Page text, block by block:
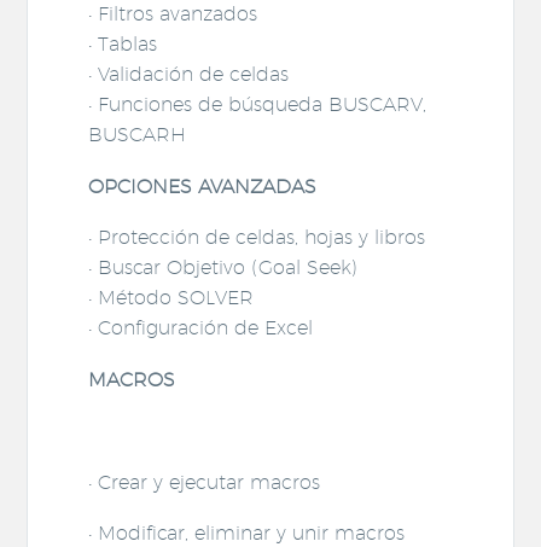
• Filtros avanzados
• Tablas
• Validación de celdas
• Funciones de búsqueda BUSCARV,
BUSCARH
OPCIONES AVANZADAS
• Protección de celdas, hojas y libros
• Buscar Objetivo (Goal Seek)
• Método SOLVER
• Configuración de Excel
MACROS
• Crear y ejecutar macros
• Modificar, eliminar y unir macros